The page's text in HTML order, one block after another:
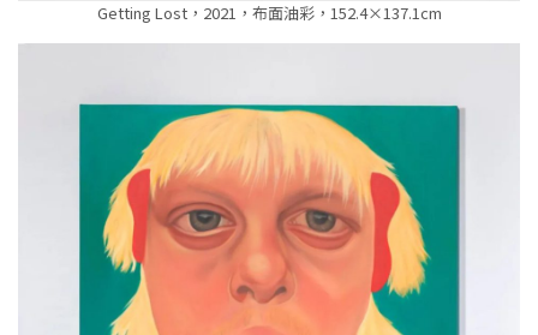
Getting Lost，2021，布面油彩，152.4×137.1cm